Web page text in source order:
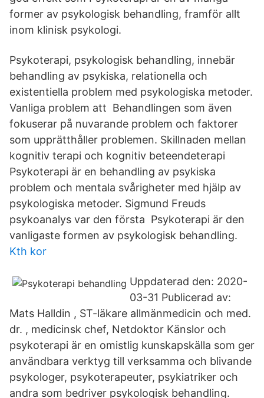
former av psykologisk behandling, framför allt
inom klinisk psykologi.
Psykoterapi, psykologisk behandling, innebär
behandling av psykiska, relationella och
existentiella problem med psykologiska metoder.
Vanliga problem att Behandlingen som även
fokuserar på nuvarande problem och faktorer
som upprätthåller problemen. Skillnaden mellan
kognitiv terapi och kognitiv beteendeterapi
Psykoterapi är en behandling av psykiska
problem och mentala svårigheter med hjälp av
psykologiska metoder. Sigmund Freuds
psykoanalys var den första Psykoterapi är den
vanligaste formen av psykologisk behandling.
Kth kor
Uppdaterad den: 2020-
03-31 Publicerad av:
Mats Halldin , ST-läkare allmänmedicin och med.
dr. , medicinsk chef, Netdoktor Känslor och
psykoterapi är en omistlig kunskapskälla som ger
användbara verktyg till verksamma och blivande
psykologer, psykoterapeuter, psykiatriker och
andra som bedriver psykologisk behandling.